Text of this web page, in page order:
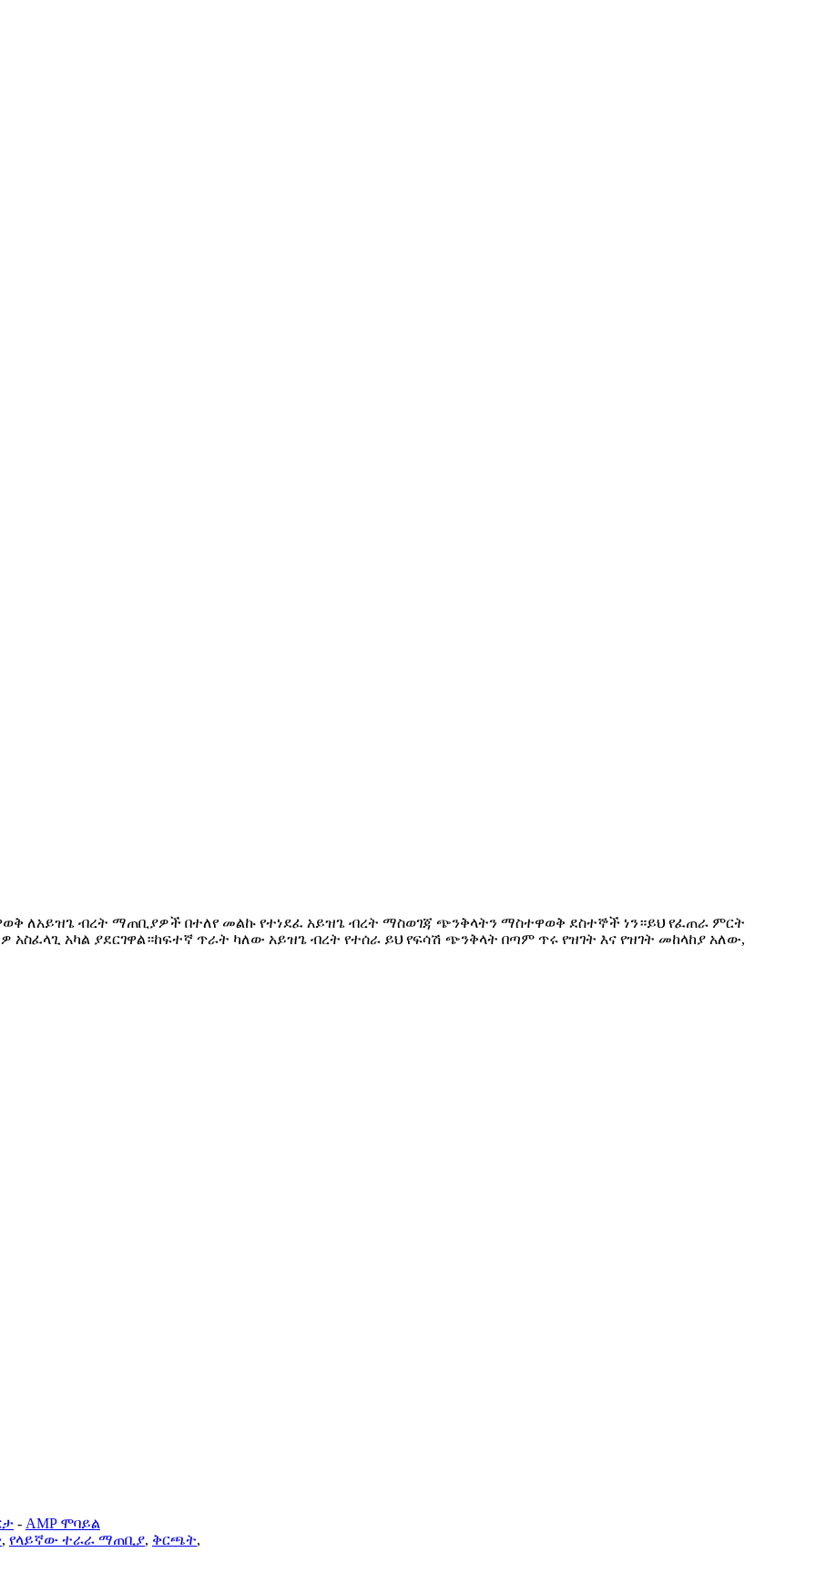
ለአይዝጌ ብረት ማጠቢያዎች በተለየ መልኩ የተነደፈ አይዝጌ ብረት ማስወገጃ ጭንቅላትን ማስተዋወቅ ደስተኞች ነን።ይህ የፈጠራ ምርት
አስፈላጊ አካል ያደርገዋል።ከፍተኛ ጥራት ካለው አይዝጌ ብረት የተሰራ ይህ የፍሳሽ ጭንቅላት በጣም ጥሩ የዝገት እና የዝገት መከላከያ አለው,
- AMP ሞባይል
, የላይኛው ተራራ ማጠቢያ, ቅርጫት,